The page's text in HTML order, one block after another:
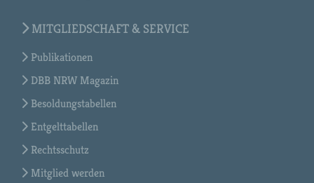
MITGLIEDSCHAFT & SERVICE
Publikationen
DBB NRW Magazin
Besoldungstabellen
Entgelttabellen
Rechtsschutz
Mitglied werden